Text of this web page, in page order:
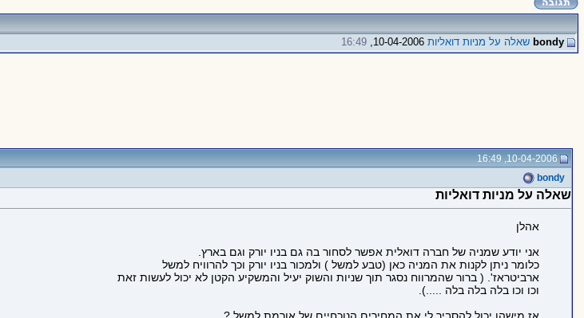
bondy שאלה על מניות דואליות10-04-2006,
16:49
10-04-2006, 16:49
bondy
שאלה על מניות דואליות
אהלן
אני יודע שמניה של חברה דואלית אפשר לסחור בה גם בניו יורק וגם בארץ.
כלומר ניתן לקנות את המניה כאן (טבע למשל ) ולמכור בניו יורק וכך להרוויח למשל
ארביטראז'. ( ברור שהמרווח נסגר תוך שניות והשוק יעיל והמשקיע הקטן לא יכול לעשות זאת
וכו וכו בלה בלה בלה .....).